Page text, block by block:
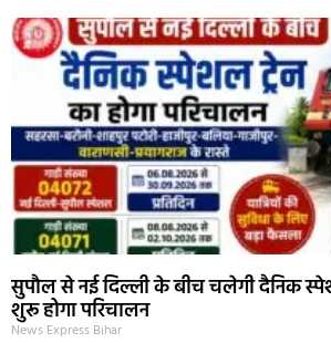
सुपौल से नई दिल्ली के बीच चलेगी दैनिक
शुरू होगा परिचालन
News Express Bihar